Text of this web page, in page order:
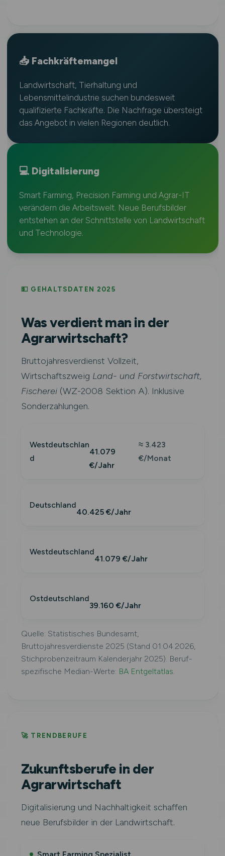
📥 Fachkräftemangel
Landwirtschaft, Tierhaltung und
Lebensmittelindustrie suchen bundesweit
qualifizierte Fachkräfte. Die Nachfrage übersteigt
das Angebot in vielen Regionen deutlich.
💻 Digitalisierung
Smart Farming, Precision Farming und Agrar-IT
verändern die Arbeitswelt. Neue Berufsbilder
entstehen an der Schnittstelle von Landwirtschaft
und Technologie.
💵 GEHALTSDATEN 2025
Was verdient man in der
Agrarwirtschaft?
Bruttojahresverdienst Vollzeit,
Wirtschaftszweig Land- und Forstwirtschaft,
Fischerei(WZ-2008 Sektion A). Inklusive
Sonderzahlungen.
Westdeutschlan
d
41.079
€/Jahr
≈ 3.423
€/Monat
Deutschland
40.425 €/Jahr
Westdeutschland
41.079 €/Jahr
Ostdeutschland
39.160 €/Jahr
Quelle: Statistisches Bundesamt,
Bruttojahresverdienste 2025 (Stand 01.04.2026,
Stichprobenzeitraum Kalenderjahr 2025). Beruf-
spezifische Median-Werte: BA Entgeltatlas.
🚀 TRENDBERUFE
Zukunftsberufe in der
Agrarwirtschaft
Digitalisierung und Nachhaltigkeit schaffen
neue Berufsbilder in der Landwirtschaft.
Smart Farming Spezialist